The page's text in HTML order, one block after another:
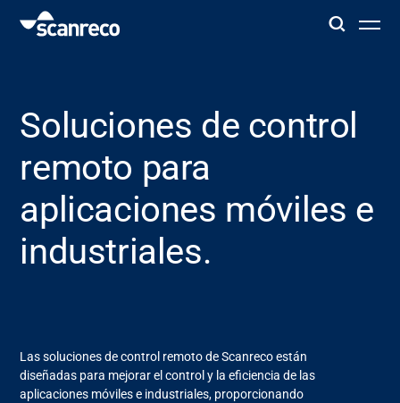
Personalización
Productividad y seguridad del operador
Industrias
Soluciones de control
remoto para
aplicaciones móviles e
industriales.
Las soluciones de control remoto de Scanreco están
diseñadas para mejorar el control y la eficiencia de las
aplicaciones móviles e industriales, proporcionando